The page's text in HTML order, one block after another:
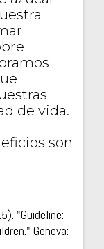
de vida.
son
"Guideline:
Geneva: